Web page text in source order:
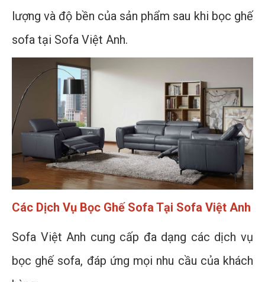
lượng và độ bền của sản phẩm sau khi bọc ghế
sofa tại Sofa Việt Anh.
Các Dịch Vụ Bọc Ghế Sofa Tại Sofa Việt Anh
Sofa Việt Anh cung cấp đa dạng các dịch vụ
bọc ghế sofa, đáp ứng mọi nhu cầu của khách